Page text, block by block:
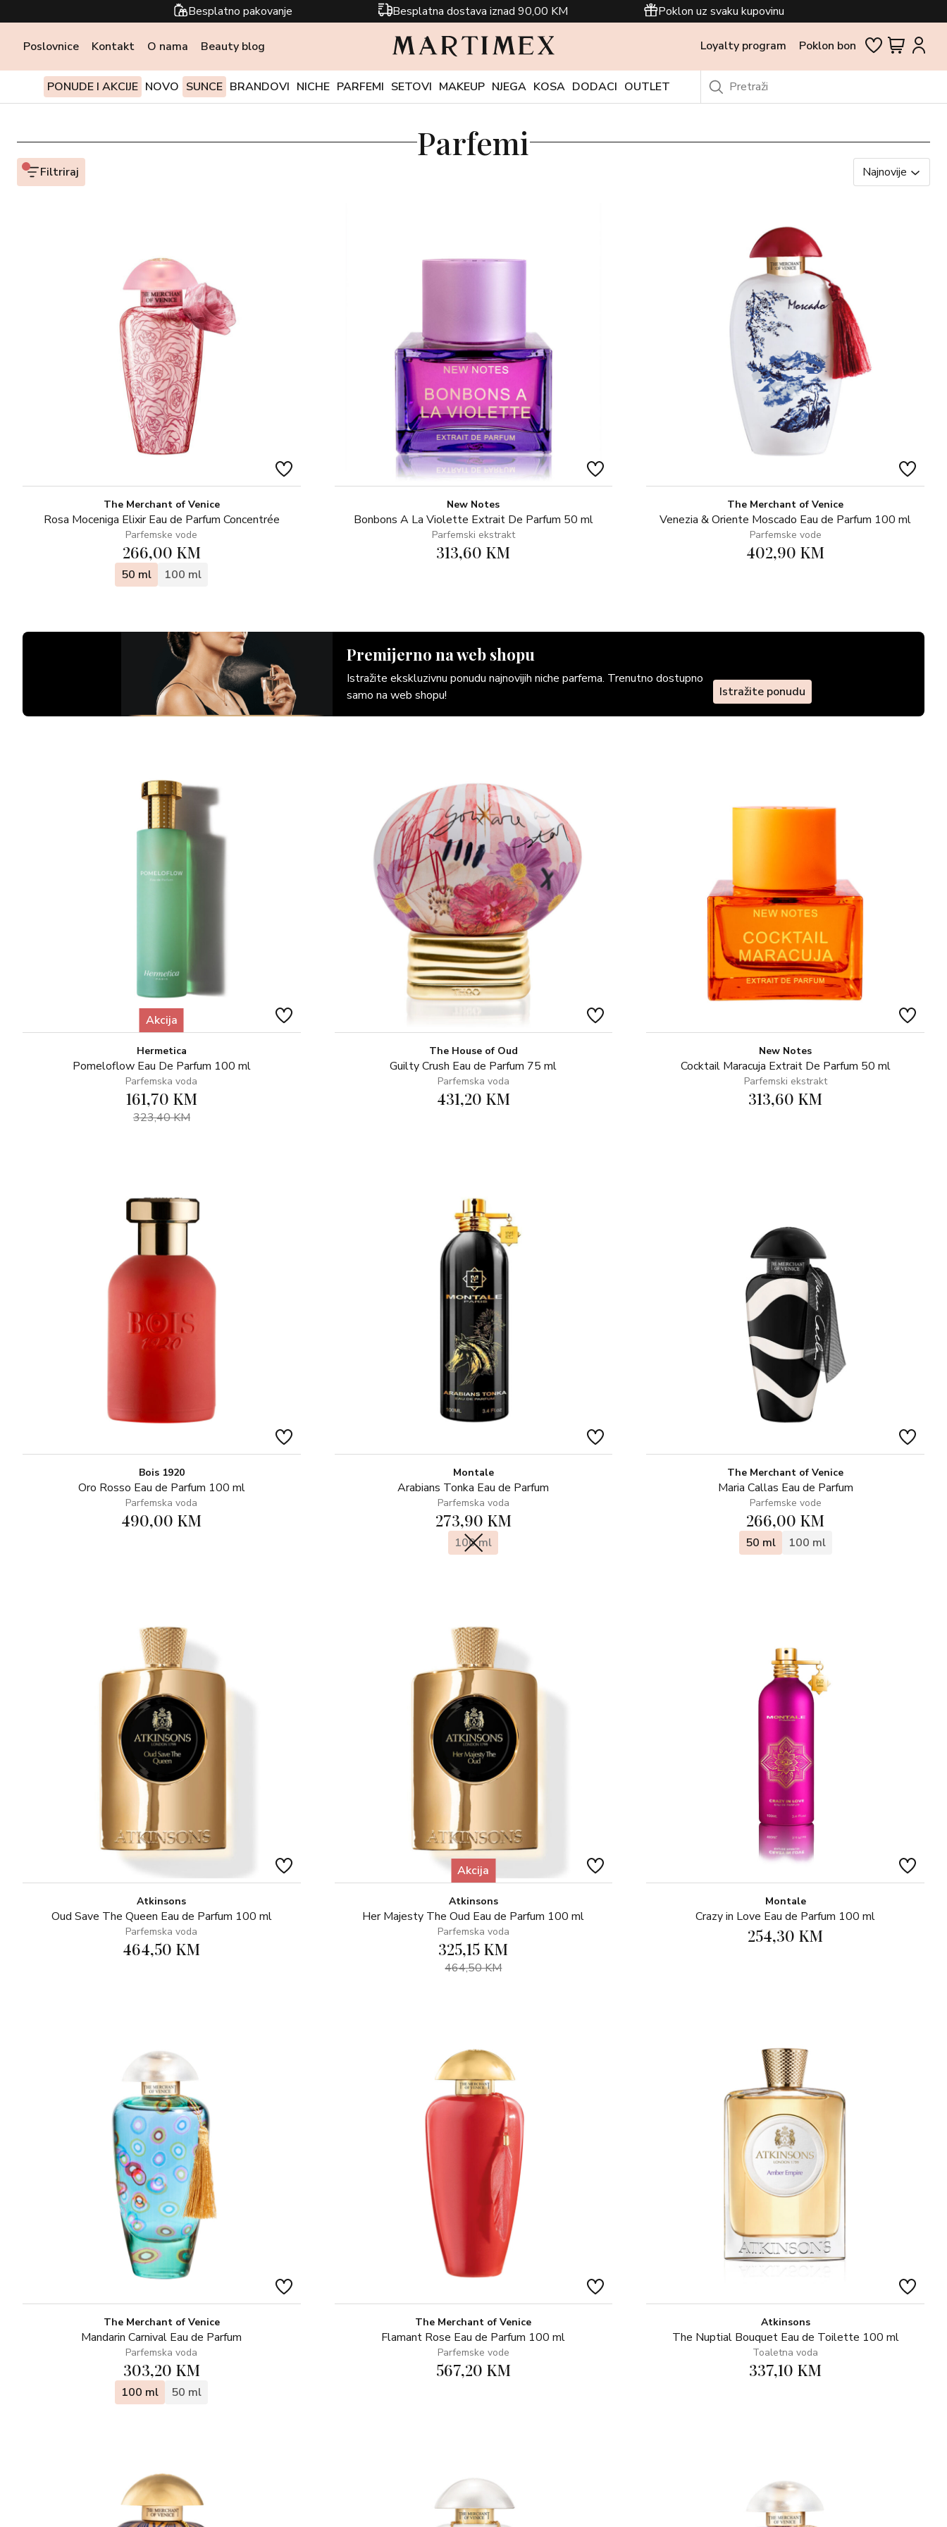
Besplatno pakovanje Besplatna dostava iznad 90,00 KM Poklon uz svaku kupovinu
Poslovnice Kontakt O nama Beauty blog Loyalty program Poklon bon
PONUDE I AKCIJE NOVO SUNCE BRANDOVI NICHE PARFEMI SETOVI MAKEUP NJEGA KOSA DODACI OUTLET
Parfemi
Filtriraj Najnovije
The Merchant of Venice
Rosa Moceniga Elixir Eau de Parfum Concentrée
Parfemske vode
266,00 KM
50 ml 100 ml
New Notes
Bonbons A La Violette Extrait De Parfum 50 ml
Parfemski ekstrakt
313,60 KM
Premijerno na web shopu
Istražite ekskluzivnu ponudu najnovijih niche parfema. Trenutno dostupno
samo na web shopu!
Istražite ponudu
The Merchant of Venice
Venezia & Oriente Moscado Eau de Parfum 100 ml
Parfemske vode
402,90 KM
Akcija
Hermetica
Pomeloflow Eau De Parfum 100 ml
Parfemska voda
161,70 KM
323,40 KM
The House of Oud
Guilty Crush Eau de Parfum 75 ml
Parfemska voda
431,20 KM
New Notes
Cocktail Maracuja Extrait De Parfum 50 ml
Parfemski ekstrakt
313,60 KM
Bois 1920
Oro Rosso Eau de Parfum 100 ml
Parfemska voda
490,00 KM
Montale
Arabians Tonka Eau de Parfum
Parfemska voda
273,90 KM
100 ml
The Merchant of Venice
Maria Callas Eau de Parfum
Parfemske vode
266,00 KM
50 ml 100 ml
Atkinsons
Oud Save The Queen Eau de Parfum 100 ml
Parfemska voda
464,50 KM
Akcija
Atkinsons
Her Majesty The Oud Eau de Parfum 100 ml
Parfemska voda
325,15 KM
464,50 KM
Montale
Crazy in Love Eau de Parfum 100 ml
254,30 KM
The Merchant of Venice
Mandarin Carnival Eau de Parfum
Parfemska voda
303,20 KM
100 ml 50 ml
The Merchant of Venice
Flamant Rose Eau de Parfum 100 ml
Parfemske vode
567,20 KM
Atkinsons
The Nuptial Bouquet Eau de Toilette 100 ml
Toaletna voda
337,10 KM